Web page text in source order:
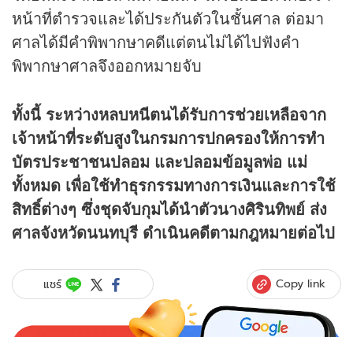
หน้าที่ตำรวจและได้ประกันตัวในชั้นศาล ต่อมา
ศาลได้มีคำพิพากษาคดีแต่ตนไม่ได้ไปฟังคำ
พิพากษาศาลจึงออกหมายจับ
ทั้งนี้ ระหว่างหลบหนีตนได้รับการช่วยเหลือจาก
เจ้าหน้าที่ระดับสูงในกรมการปกครองให้การทำ
บัตรประชาชนปลอม และปลอมข้อมูลพ่อ แม่
ทั้งหมด เพื่อใช้ทำธุรกรรมทางการเงินและการใช้
สิทธิ์ต่างๆ ซึ่งชุดจับกุมได้นำตัวนางศิรินทิพย์ ส่ง
ศาลจังหวัดนนทบุรี ดำเนินคดีตามกฎหมายต่อไป
แชร์ Copy link